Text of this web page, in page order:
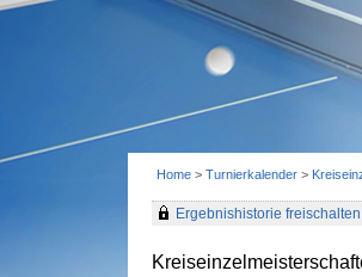
Home > Turnierkalender >
Ergebnishistorie freischalten